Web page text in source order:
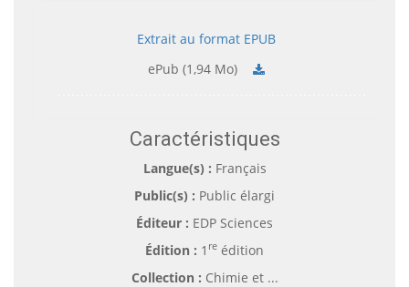
Extrait au format EPUB
ePub (1,94 Mo)
Caractéristiques
Langue(s) : Français
Public(s) : Public élargi
Éditeur : EDP Sciences
Édition : 1 re édition
Collection : Chimie et ...